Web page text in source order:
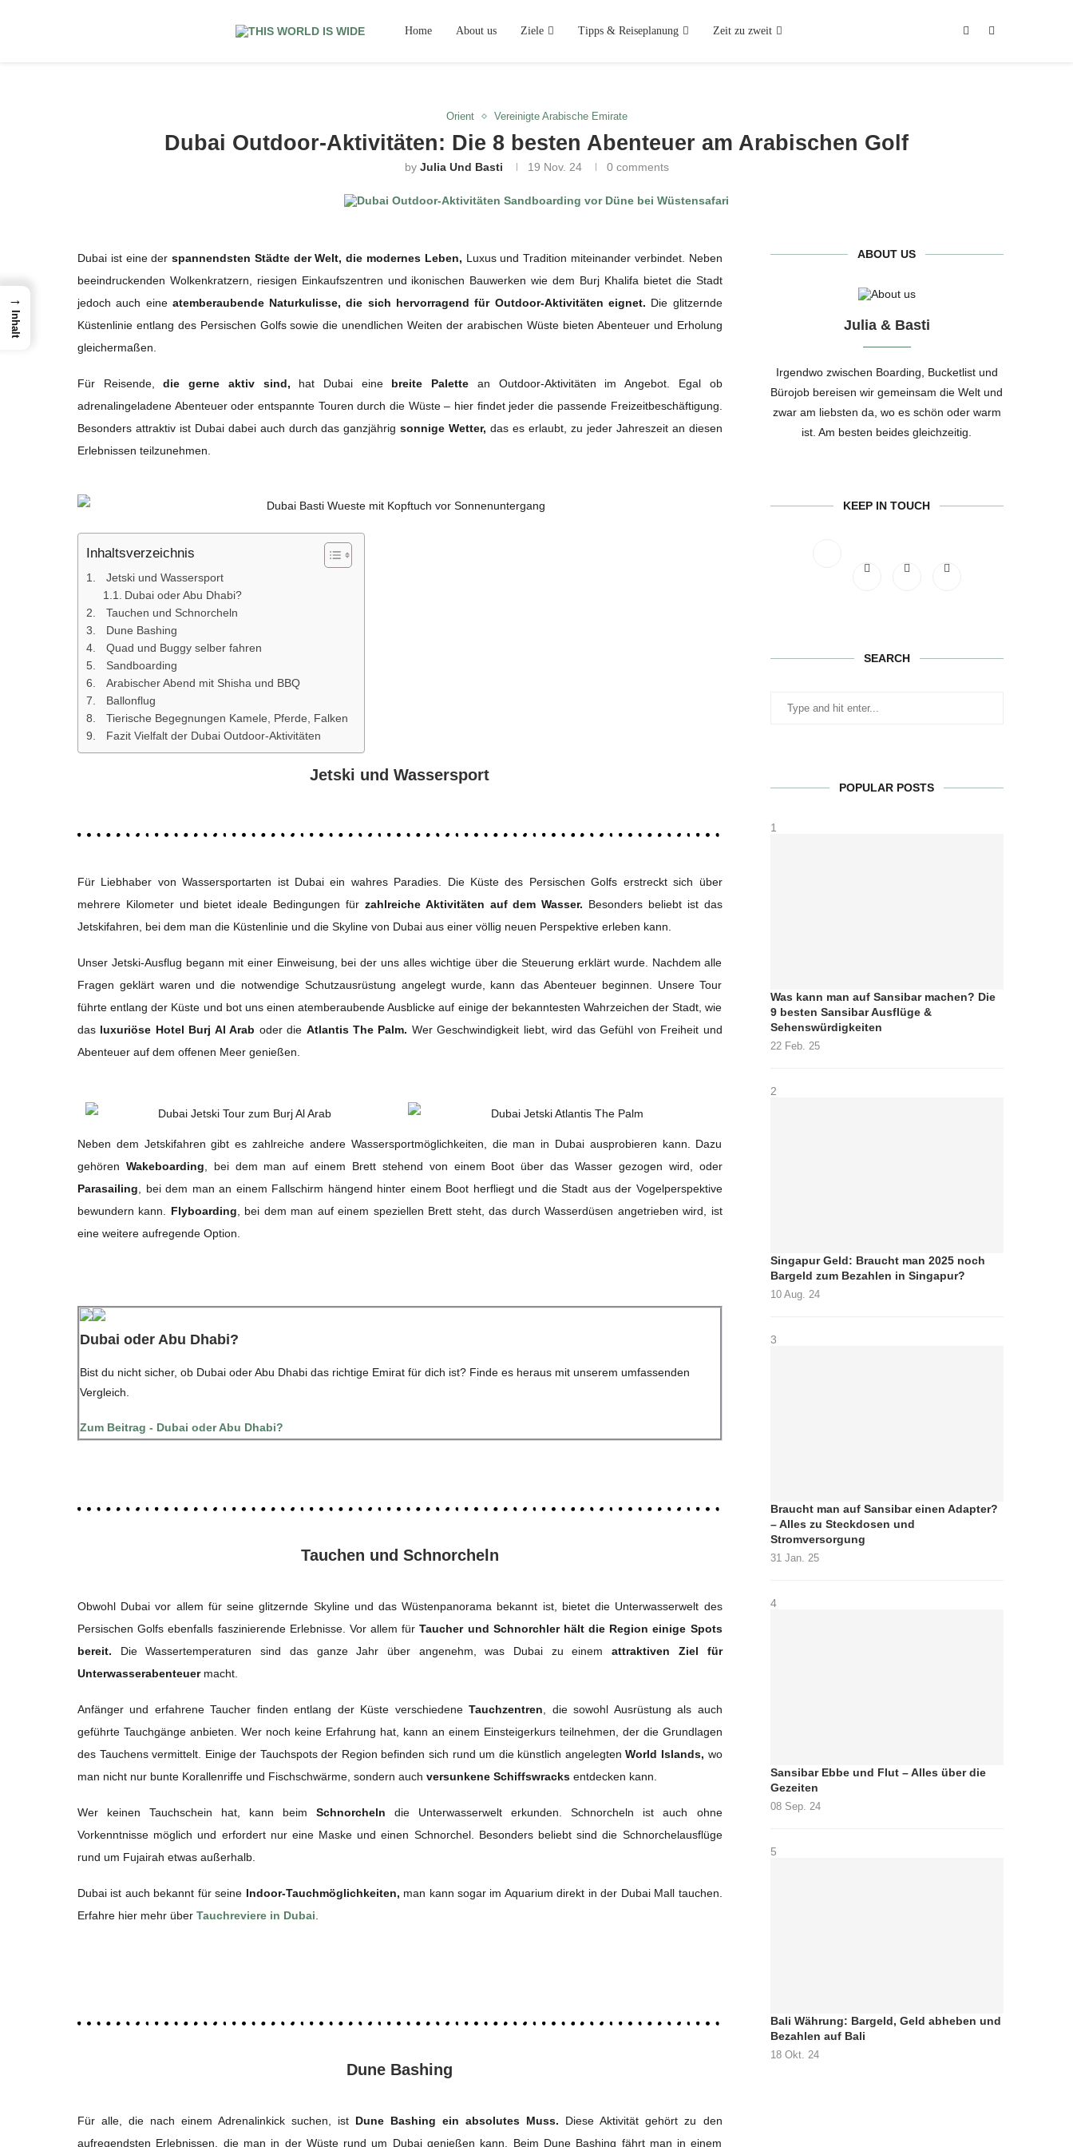
Home About us Ziele Tipps & Reiseplanung Zeit zu zweit
Orient Vereinigte Arabische Emirate
Dubai Outdoor-Aktivitäten: Die 8 besten Abenteuer am Arabischen Golf
by Julia Und Basti 19 Nov. 24 0 comments
Dubai ist eine derspannendsten Städte der Welt, die modernes Leben, Luxus und Tradition miteinander verbindet. Neben
beeindruckenden Wolkenkratzern, riesigen Einkaufszentren und ikonischen Bauwerken wie dem Burj Khalifa bietet die Stadt
jedoch auch eine atemberaubende Naturkulisse, die sich hervorragend für Outdoor-Aktivitäten eignet. Die glitzernde
Küstenlinie entlang des Persischen Golfs sowie die unendlichen Weiten der arabischen Wüste bieten Abenteuer und Erholung
gleichermaßen.
Für Reisende,die gerne aktiv sind, hat Dubai eine breite Palette an Outdoor-Aktivitäten im Angebot. Egal ob
adrenalingeladene Abenteuer oder entspannte Touren durch die Wüste – hier findet jeder die passende Freizeitbeschäftigung.
Besonders attraktiv ist Dubai dabei auch durch das ganzjährigsonnige Wetter, das es erlaubt, zu jeder Jahreszeit an diesen
Erlebnissen teilzunehmen.
Inhaltsverzeichnis
Jetski und Wassersport
Dubai oder Abu Dhabi?
Tauchen und Schnorcheln
Dune Bashing
Quad und Buggy selber fahren
Sandboarding
Arabischer Abend mit Shisha und BBQ
Ballonflug
Tierische Begegnungen Kamele, Pferde, Falken
Fazit Vielfalt der Dubai Outdoor-Aktivitäten
Jetski und Wassersport
Für Liebhaber von Wassersportarten ist Dubai ein wahres Paradies. Die Küste des Persischen Golfs erstreckt sich über
mehrere Kilometer und bietet ideale Bedingungen für zahlreiche Aktivitäten auf dem Wasser. Besonders beliebt ist das
Jetskifahren, bei dem man die Küstenlinie und die Skyline von Dubai aus einer völlig neuen Perspektive erleben kann.
Unser Jetski-Ausflug begann mit einer Einweisung, bei der uns alles wichtige über die Steuerung erklärt wurde. Nachdem alle
Fragen geklärt waren und die notwendige Schutzausrüstung angelegt wurde, kann das Abenteuer beginnen. Unsere Tour
führte entlang der Küste und bot uns einen atemberaubende Ausblicke auf einige der bekanntesten Wahrzeichen der Stadt, wie
das luxuriöse Hotel Burj Al Arab oder die Atlantis The Palm. Wer Geschwindigkeit liebt, wird das Gefühl von Freiheit und
Abenteuer auf dem offenen Meer genießen.
Neben dem Jetskifahren gibt es zahlreiche andere Wassersportmöglichkeiten, die man in Dubai ausprobieren kann. Dazu
gehören Wakeboarding , bei dem man auf einem Brett stehend von einem Boot über das Wasser gezogen wird, oder
Parasailing , bei dem man an einem Fallschirm hängend hinter einem Boot herfliegt und die Stadt aus der Vogelperspektive
bewundern kann. Flyboarding , bei dem man auf einem speziellen Brett steht, das durch Wasserdüsen angetrieben wird, ist
eine weitere aufregende Option.
Dubai oder Abu Dhabi?
Bist du nicht sicher, ob Dubai oder Abu Dhabi das richtige Emirat für dich ist? Finde es heraus mit unserem umfassenden
Vergleich.
Zum Beitrag - Dubai oder Abu Dhabi?
Tauchen und Schnorcheln
Obwohl Dubai vor allem für seine glitzernde Skyline und das Wüstenpanorama bekannt ist, bietet die Unterwasserwelt des
Persischen Golfs ebenfalls faszinierende Erlebnisse. Vor allem fürTaucher und Schnorchler hält die Region einige Spots
bereit. Die Wassertemperaturen sind das ganze Jahr über angenehm, was Dubai zu einemattraktiven Ziel für
Unterwasserabenteuer macht.
Anfänger und erfahrene Taucher finden entlang der Küste verschiedeneTauchzentren , die sowohl Ausrüstung als auch
geführte Tauchgänge anbieten. Wer noch keine Erfahrung hat, kann an einem Einsteigerkurs teilnehmen, der die Grundlagen
des Tauchens vermittelt. Einige der Tauchspots der Region befinden sich rund um die künstlich angelegtenWorld Islands, wo
man nicht nur bunte Korallenriffe und Fischschwärme, sondern auch versunkene Schiffswracks entdecken kann.
Wer keinen Tauchschein hat, kann beimSchnorcheln die Unterwasserwelt erkunden. Schnorcheln ist auch ohne
Vorkenntnisse möglich und erfordert nur eine Maske und einen Schnorchel. Besonders beliebt sind die Schnorchelausflüge
rund um Fujairah etwas außerhalb.
Dubai ist auch bekannt für seine Indoor-Tauchmöglichkeiten, man kann sogar im Aquarium direkt in der Dubai Mall tauchen.
Erfahre hier mehr über Tauchreviere in Dubai
Dune Bashing
Für alle, die nach einem Adrenalinkick suchen, ist Dune Bashing ein absolutes Muss. Diese Aktivität gehört zu den
aufregendsten Erlebnissen, die man in der Wüste rund um Dubai genießen kann. Beim Dune Bashing fährt man in einem
ABOUT US
Julia & Basti
Irgendwo zwischen Boarding, Bucketlist und
Bürojob bereisen wir gemeinsam die Welt und
zwar am liebsten da, wo es schön oder warm
ist. Am besten beides gleichzeitig.
KEEP IN TOUCH
SEARCH
POPULAR POSTS
1
Was kann man auf Sansibar machen? Die
9 besten Sansibar Ausflüge &
Sehenswürdigkeiten
22 Feb. 25
2
Singapur Geld: Braucht man 2025 noch
Bargeld zum Bezahlen in Singapur?
10 Aug. 24
3
Braucht man auf Sansibar einen Adapter?
– Alles zu Steckdosen und
Stromversorgung
31 Jan. 25
4
Sansibar Ebbe und Flut – Alles über die
Gezeiten
08 Sep. 24
5
Bali Währung: Bargeld, Geld abheben und
Bezahlen auf Bali
18 Okt. 24
→
Inhalt